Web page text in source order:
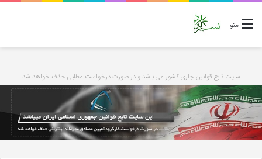
منو
سایت تابع قوانین جاری کشور می باشد و در صورت درخواست مطلبی حذف خواهد شد